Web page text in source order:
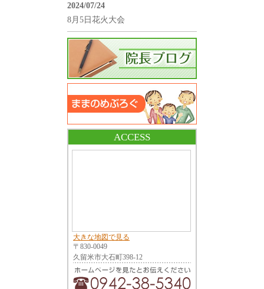
2024/07/24
8月5日花火大会
ACCESS
大きな地図で見る
〒830-0049
久留米市大石町398-12